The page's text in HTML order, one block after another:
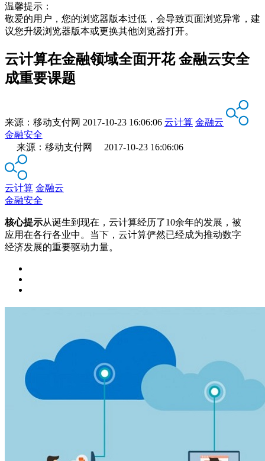
温馨提示：
敬爱的用户，您的浏览器版本过低，会导致页面浏览异常，建
议您升级浏览器版本或更换其他浏览器打开。
云计算在金融领域全面开花 金融云安全
成重要课题
来源： 移动支付网 2017-10-23 16:06:06 云计算 金融云
金融安全
来源：移动支付网 2017-10-23 16:06:06
云计算 金融云
金融安全
核心提示从诞生到现在，云计算经历了10余年的发展，被
应用在各行各业中。当下，云计算俨然已经成为推动数字
经济发展的重要驱动力量。